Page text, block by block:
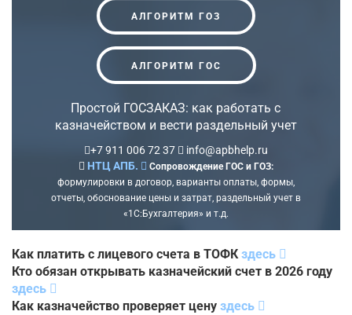
АЛГОРИТМ ГОЗ
АЛГОРИТМ ГОС
Простой ГОСЗАКАЗ: как работать с
казначейством и вести раздельный учет
+7 911 006 72 37
info@apbhelp.ru
НТЦ АПБ.
Сопровождение ГОС и ГОЗ:
формулировки в договор, варианты оплаты, формы,
отчеты, обоснование цены и затрат, раздельный учет в
«1С:Бухгалтерия» и т.д.
Как платить с лицевого счета в ТОФК здесь
Кто обязан открывать казначейский счет в 2026 году
здесь
Как казначейство проверяет цену здесь